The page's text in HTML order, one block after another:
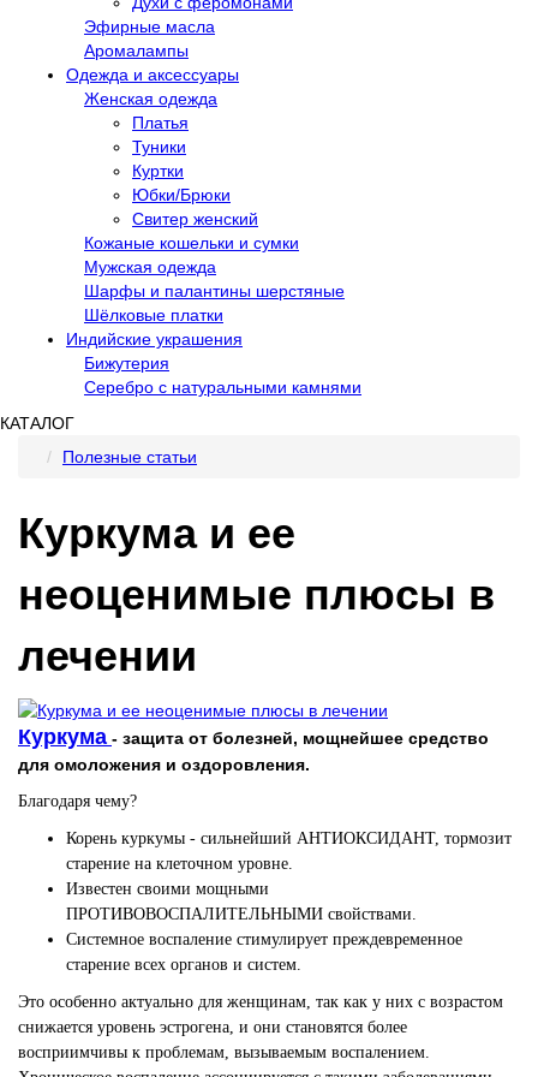
Эфирные масла
Аромалампы
Одежда и аксессуары
Женская одежда
Платья
Туники
Куртки
Юбки/Брюки
Свитер женский
Кожаные кошельки и сумки
Мужская одежда
Шарфы и палантины шерстяные
Шёлковые платки
Индийские украшения
Бижутерия
Серебро с натуральными камнями
КАТАЛОГ
Полезные статьи
Куркума и ее
неоценимые плюсы в
лечении
Куркума - защита от болезней, мощнейшее средство
для омоложения и оздоровления.
Благодаря чему?
Корень куркумы - сильнейший АНТИОКСИДАНТ, тормозит
старение на клеточном уровне.
Известен своими мощными
ПРОТИВОВОСПАЛИТЕЛЬНЫМИ свойствами.
Системное воспаление стимулирует преждевременное
старение всех органов и систем.
Это особенно актуально для женщинам, так как у них с возрастом
снижается уровень эстрогена, и они становятся более
восприимчивы к проблемам, вызываемым воспалением.